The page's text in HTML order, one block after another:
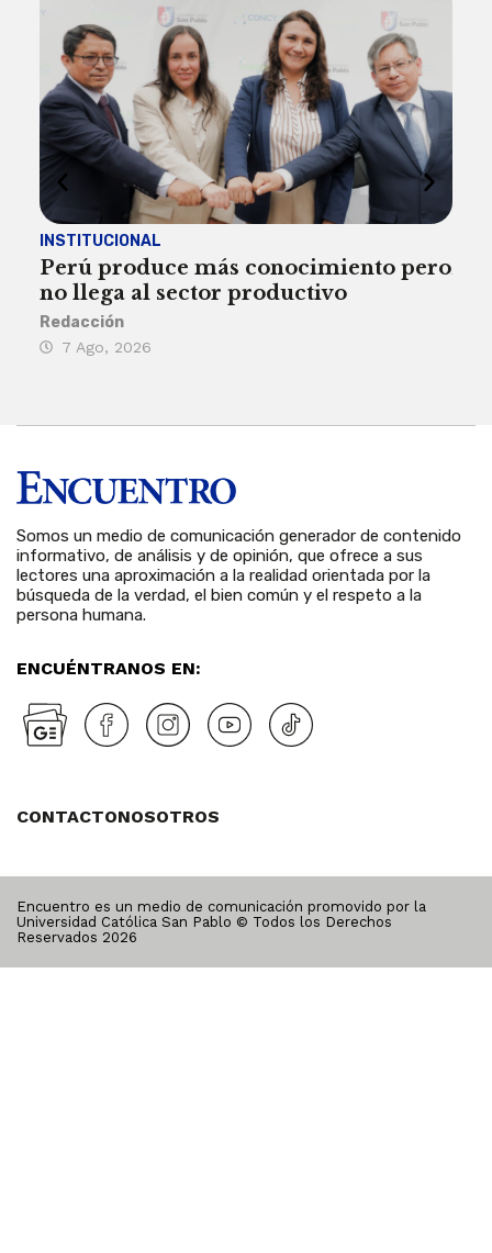
INSTITUCIONAL
Perú produce más conocimiento pero
no llega al sector productivo
Redacción
7 Ago, 2026
Somos un medio de comunicación generador de contenido
informativo, de análisis y de opinión, que ofrece a sus
lectores una aproximación a la realidad orientada por la
búsqueda de la verdad, el bien común y el respeto a la
persona humana.
ENCUÉNTRANOS EN:
CONTACTONOSOTROS
Encuentro es un medio de comunicación promovido por la
Universidad Católica San Pablo © Todos los Derechos
Reservados 2026